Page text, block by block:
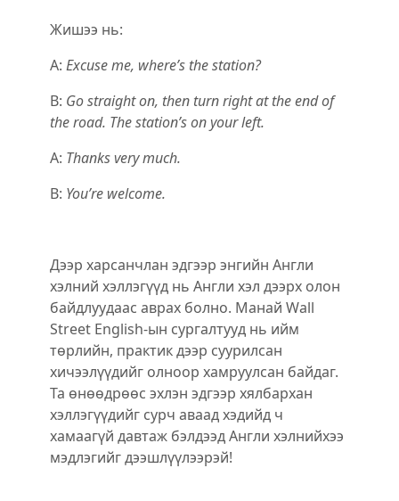
Жишээ нь:
A: Excuse me, where’s the station?
B: Go straight on, then turn right at the end of
the road. The station’s on your left.
A: Thanks very much.
B: You’re welcome.
Дээр харсанчлан эдгээр энгийн Англи
хэлний хэллэгүүд нь Англи хэл дээрх олон
байдлуудаас аврах болно. Манай Wall
Street English-ын сургалтууд нь ийм
төрлийн, практик дээр суурилсан
хичээлүүдийг олноор хамруулсан байдаг.
Та өнөөдрөөс эхлэн эдгээр хялбархан
хэллэгүүдийг сурч аваад хэдийд ч
хамаагүй давтаж бэлдээд Англи хэлнийхээ
мэдлэгийг дээшлүүлээрэй!